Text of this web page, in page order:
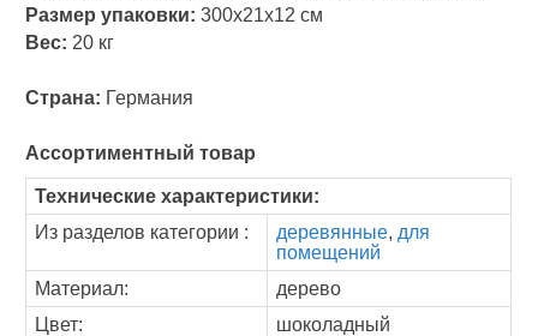
Размер упаковки: 300х21х12 см
Вес: 20 кг
Страна: Германия
Ассортиментный товар
Технические характеристики:
Из разделов категории :
деревянные, для
помещений
Материал:
дерево
Цвет:
шоколадный